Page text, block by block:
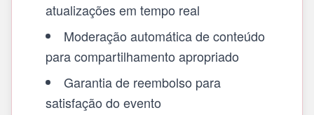
atualizações em tempo real
Moderação automática de conteúdo
para compartilhamento apropriado
Garantia de reembolso para
satisfação do evento